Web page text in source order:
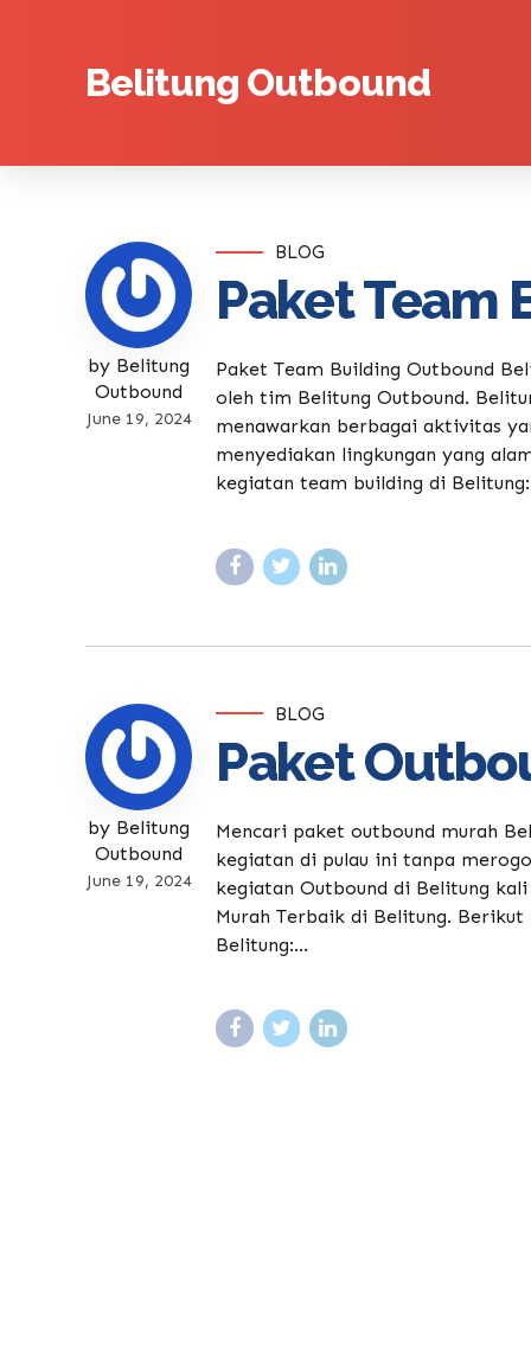
Belitung Outbound
by Belitung
Outbound
June 19, 2024
BLOG
Paket Team
Paket Team Building Outbound
oleh tim Belitung Outbound.
menawarkan berbagai aktivitas
menyediakan lingkungan yang
kegiatan team building di
by Belitung
Outbound
June 19, 2024
BLOG
Paket
Mencari paket outbound murah
kegiatan di pulau ini tanpa
kegiatan Outbound di Belitung
Murah Terbaik di Belitung.
Belitung:...